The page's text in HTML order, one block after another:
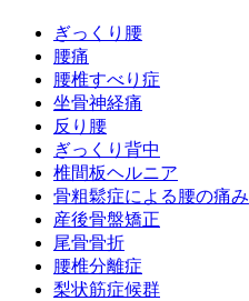
ぎっくり腰
腰痛
腰椎すべり症
坐骨神経痛
反り腰
ぎっくり背中
椎間板ヘルニア
骨粗鬆症による腰の痛み
産後骨盤矯正
尾骨骨折
腰椎分離症
梨状筋症候群